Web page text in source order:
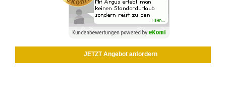
JETZT Angebot anfordern